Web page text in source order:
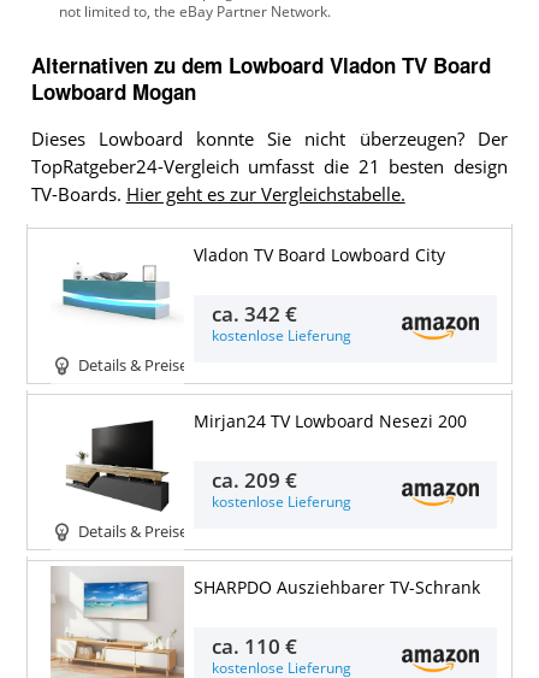
Alternativen zu dem Lowboard Vladon TV Board
Lowboard Mogan
Dieses Lowboard konnte Sie nicht überzeugen? Der
TopRatgeber24-Vergleich umfasst die 21 besten design
TV-Boards. Hier geht es zur Vergleichstabelle.
Details & Preise
Vladon TV Board Lowboard City
ca.342 €
kostenlose Lieferung
Details & Preise
Mirjan24 TV Lowboard Nesezi 200
ca.209 €
kostenlose Lieferung
SHARPDO Ausziehbarer TV-Schrank
ca. 110 €
kostenlose Lieferung